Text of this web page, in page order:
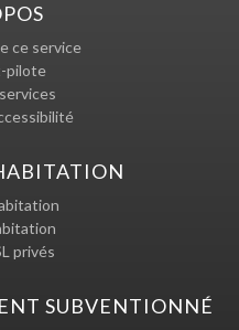
ce service
pilote
privés
SUBVENTIONNÉ